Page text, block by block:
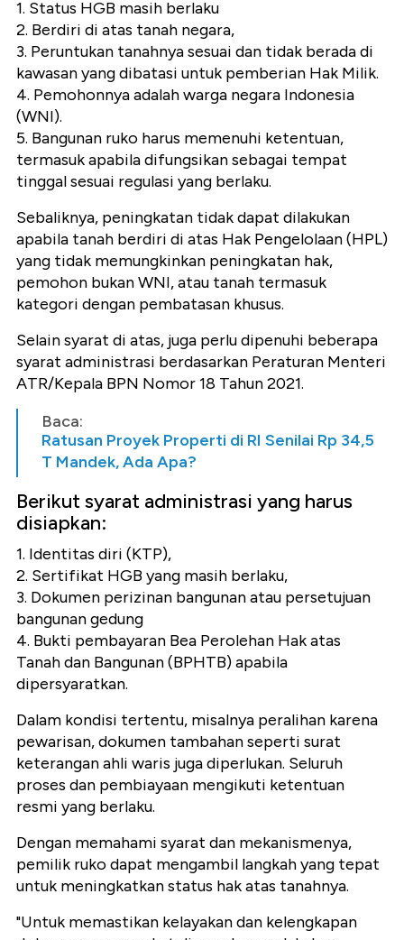
1. Status HGB masih berlaku
2. Berdiri di atas tanah negara,
3. Peruntukan tanahnya sesuai dan tidak berada di
kawasan yang dibatasi untuk pemberian Hak Milik.
4. Pemohonnya adalah warga negara Indonesia
(WNI).
5. Bangunan ruko harus memenuhi ketentuan,
termasuk apabila difungsikan sebagai tempat
tinggal sesuai regulasi yang berlaku.
Sebaliknya, peningkatan tidak dapat dilakukan
apabila tanah berdiri di atas Hak Pengelolaan (HPL)
yang tidak memungkinkan peningkatan hak,
pemohon bukan WNI, atau tanah termasuk
kategori dengan pembatasan khusus.
Selain syarat di atas, juga perlu dipenuhi beberapa
syarat administrasi berdasarkan Peraturan Menteri
ATR/Kepala BPN Nomor 18 Tahun 2021.
Baca:
Ratusan Proyek Properti di RI Senilai Rp 34,5
T Mandek, Ada Apa?
Berikut syarat administrasi yang harus
disiapkan:
1. Identitas diri (KTP),
2. Sertifikat HGB yang masih berlaku,
3. Dokumen perizinan bangunan atau persetujuan
bangunan gedung
4. Bukti pembayaran Bea Perolehan Hak atas
Tanah dan Bangunan (BPHTB) apabila
dipersyaratkan.
Dalam kondisi tertentu, misalnya peralihan karena
pewarisan, dokumen tambahan seperti surat
keterangan ahli waris juga diperlukan. Seluruh
proses dan pembiayaan mengikuti ketentuan
resmi yang berlaku.
Dengan memahami syarat dan mekanismenya,
pemilik ruko dapat mengambil langkah yang tepat
untuk meningkatkan status hak atas tanahnya.
"Untuk memastikan kelayakan dan kelengkapan